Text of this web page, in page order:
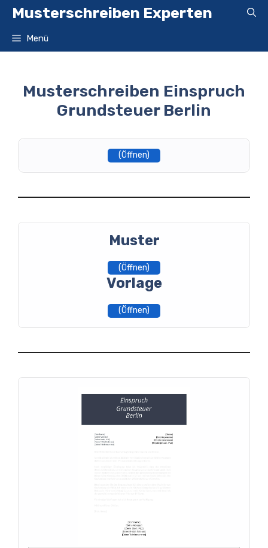
Zum
Inhalt
springen
Musterschreiben Experten
Menü
Musterschreiben Einspruch
Grundsteuer Berlin
(Öffnen)
Muster
(Öffnen)
Vorlage
(Öffnen)